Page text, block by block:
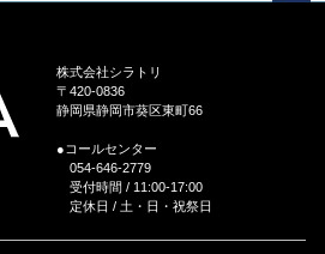
株式会社シラトリ
〒420-0836
静岡県静岡市葵区東町66
●コールセンター
054-646-2779
受付時間 / 11:00-17:00
定休日 / 土・日・祝祭日